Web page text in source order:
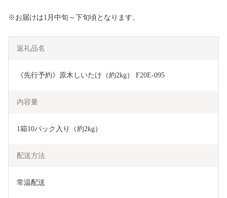
※お届けは1月中旬～下旬頃となります。
返礼品名
《先行予約》原木しいたけ（約2kg） F20E-095
内容量
1箱10パック入り（約2kg）
配送方法
常温配送